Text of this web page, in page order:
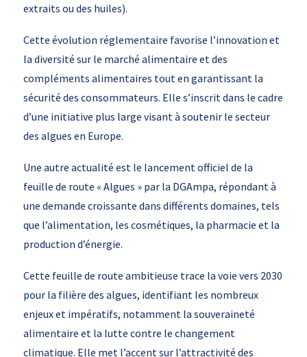
extraits ou des huiles).
Cette évolution réglementaire favorise l’innovation et
la diversité sur le marché alimentaire et des
compléments alimentaires tout en garantissant la
sécurité des consommateurs. Elle s’inscrit dans le cadre
d’une initiative plus large visant à soutenir le secteur
des algues en Europe.
Une autre actualité est le lancement officiel de la
feuille de route « Algues » par la DGAmpa, répondant à
une demande croissante dans différents domaines, tels
que l’alimentation, les cosmétiques, la pharmacie et la
production d’énergie.
Cette feuille de route ambitieuse trace la voie vers 2030
pour la filière des algues, identifiant les nombreux
enjeux et impératifs, notamment la souveraineté
alimentaire et la lutte contre le changement
climatique. Elle met l’accent sur l’attractivité des